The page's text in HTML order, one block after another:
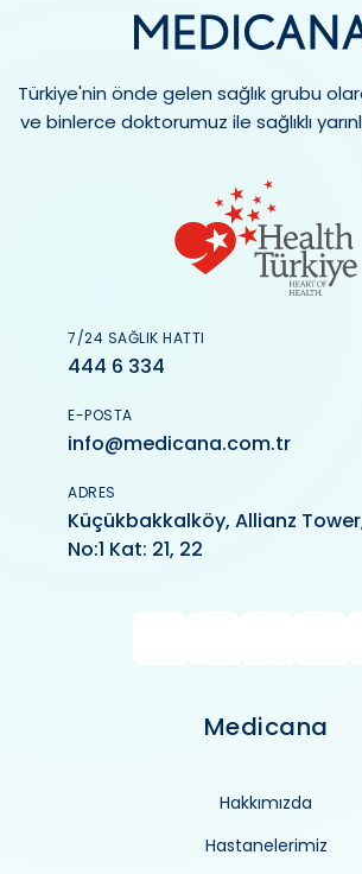
Türkiye'nin önde gelen sağlık grubu
ve binlerce doktorumuz ile sağlıklı
7/24 SAĞLIK HATTI
444 6 334
E-POSTA
info@medicana.com.tr
ADRES
Küçükbakkalköy, Allianz
No:1 Kat: 21, 22
Medicana
Hakkımızda
Hastanelerimiz